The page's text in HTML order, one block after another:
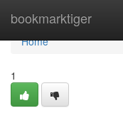
bookmarktiger
Home
Home
1